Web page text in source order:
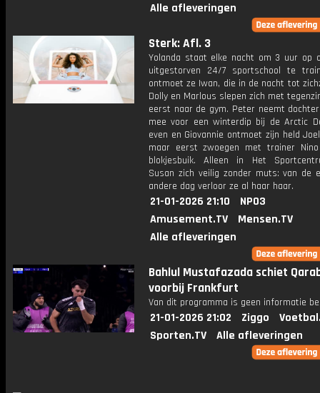
Alle afleveringen
Sterk: Afl. 3
Yolanda staat elke nacht om 3 uur op
uitgestorven 24/7 sportschool te
ontmoet ze Iwan, die in de nacht tot
Dolly en Marlous slepen zich met
eerst naar de gym. Peter neemt
mee voor een winterdip bij de Arctic
even en Giovannie ontmoet zijn held
maar eerst zwoegen met trainer
blokjesbuik. Alleen in Het
Susan zich veilig zonder muts: van de
andere dag verloor ze al haar haar.
21-01-2026 21:10
NPO3
Amusement.TV
Mensen.TV
Alle afleveringen
Bahlul Mustafazada schiet
voorbij Frankfurt
Van dit programma is geen informatie
21-01-2026 21:02 Ziggo
Sporten.TV
Alle afleveringen